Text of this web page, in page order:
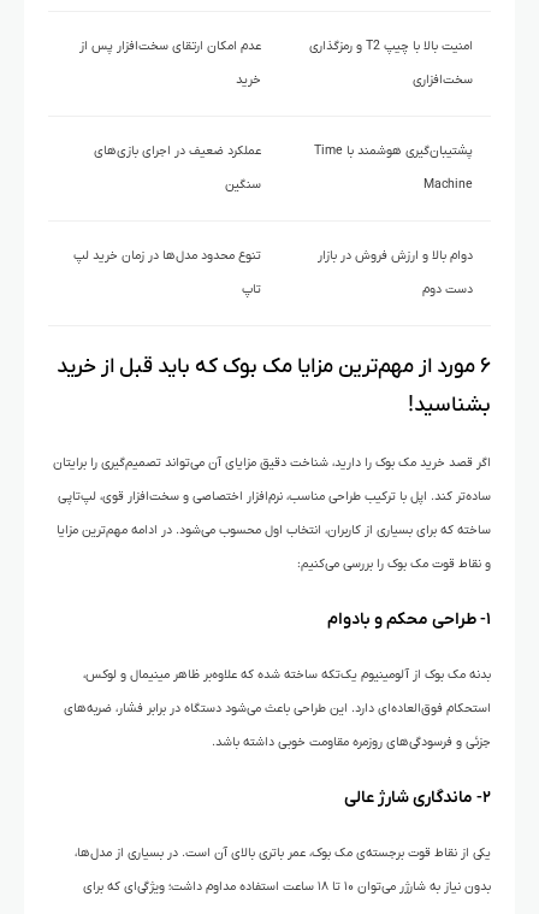
امنیت بالا با چیپ T2 و رمزگذاری
سخت‌افزاری
عدم امکان ارتقای سخت‌افزار پس از
خرید
پشتیبان‌گیری هوشمند با Time
Machine
عملکرد ضعیف در اجرای بازی‌های
سنگین
دوام بالا و ارزش فروش در بازار
دست دوم
تنوع محدود مدل‌ها در زمان خرید لپ
تاپ
۶ مورد از مهم‌ترین مزایا مک بوک که باید قبل از خرید
بشناسید!
اگر قصد خرید مک بوک را دارید، شناخت دقیق مزایای آن می‌تواند تصمیم‌گیری را برایتان
ساده‌تر کند. اپل با ترکیب طراحی مناسب، نرم‌افزار اختصاصی و سخت‌افزار قوی، لپ‌تاپی
ساخته که برای بسیاری از کاربران، انتخاب اول محسوب می‌شود. در ادامه مهم‌ترین مزایا
و نقاط قوت مک بوک را بررسی می‌کنیم:
۱- طراحی محکم و بادوام
بدنه مک بوک از آلومینیوم یک‌تکه ساخته شده که علاوه‌بر ظاهر مینیمال و لوکس،
استحکام فوق‌العاده‌ای دارد. این طراحی باعث می‌شود دستگاه در برابر فشار، ضربه‌های
جزئی و فرسودگی‌های روزمره مقاومت خوبی داشته باشد.
۲- ماندگاری شارژ عالی
یکی از نقاط قوت برجسته‌ی مک بوک، عمر باتری بالای آن است. در بسیاری از مدل‌ها،
بدون نیاز به شارژر می‌توان ۱۰ تا ۱۸ ساعت استفاده مداوم داشت؛ ویژگی‌ای که برای